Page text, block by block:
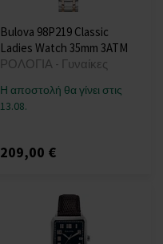
Bulova 98P219 Classic
Ladies Watch 35mm 3ATM
ΡΟΛΟΓΙΑ - Γυναίκες
Η αποστολή θα γίνει στις
13.08.
209,00 €